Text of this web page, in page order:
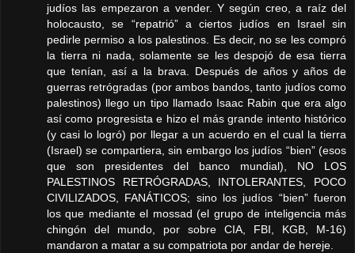
judíos las empezaron a vender. Y según creo, a raíz del
holocausto, se “repatrió” a ciertos judíos en Israel sin
pedirle permiso a los palestinos. Es decir, no se les compró
la tierra ni nada, solamente se les despojó de esa tierra
que tenían, así a la brava. Después de años y años de
guerras retrógradas (por ambos bandos, tanto judíos como
palestinos) llego un tipo llamado Isaac Rabin que era algo
así como progresista e hizo el más grande intento histórico
(y casi lo logró) por llegar a un acuerdo en el cual la tierra
(Israel) se compartiera, sin embargo los judíos “bien” (esos
que son presidentes del banco mundial), NO LOS
PALESTINOS RETRÓGRADAS, INTOLERANTES, POCO
CIVILIZADOS, FANÁTICOS; sino los judíos “bien” fueron
los que mediante el mossad (el grupo de inteligencia más
chingón del mundo, por sobre CIA, FBI, KGB, M-16)
mandaron a matar a su compatriota por andar de hereje.